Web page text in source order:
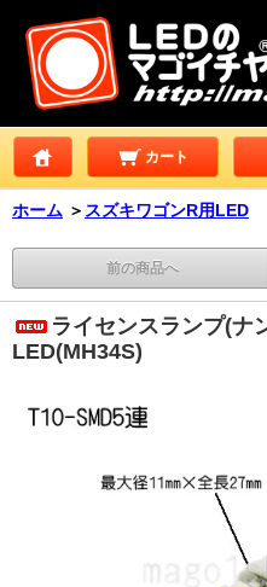
カート
ホーム ＞ スズキワゴンR用LED
前の商品へ
ライセンスランプ(ナ
LED(MH34S)